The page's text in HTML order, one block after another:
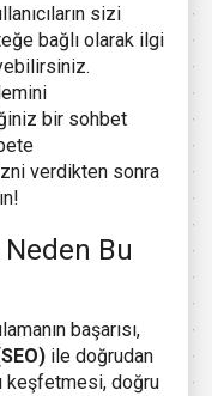
sizi
bağlı olarak ilgi
bir sohbet
verdikten sonra
Bu
başarısı,
ile doğrudan
keşfetmesi, doğru